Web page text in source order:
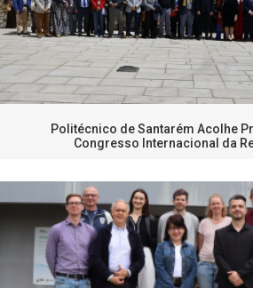
Politécnico de Santarém Acolhe
Congresso Internacional da